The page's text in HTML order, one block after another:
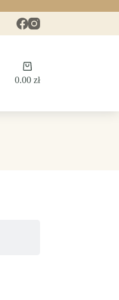
Koszyk
0.00 zł